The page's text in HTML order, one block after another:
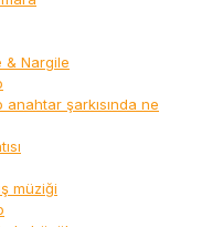
& Nargile
anahtar şarkısında ne
müziği